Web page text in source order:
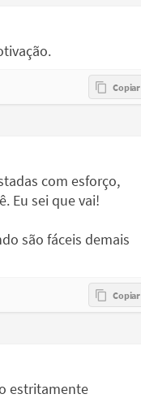
com esforço,
Eu sei que vai!
são fáceis demais
estritamente